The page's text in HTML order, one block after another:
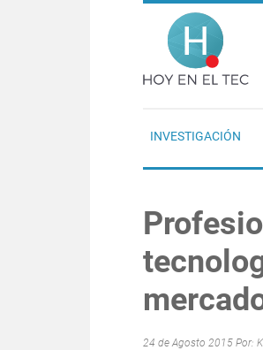
Pasar al contenido principal
INVESTIGACIÓN
24 de Agosto 2015 Por: